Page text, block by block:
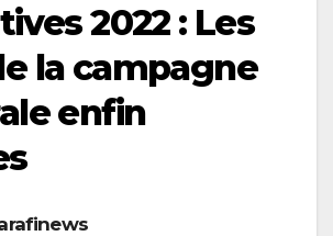
2022 : Les
la campagne
enfin